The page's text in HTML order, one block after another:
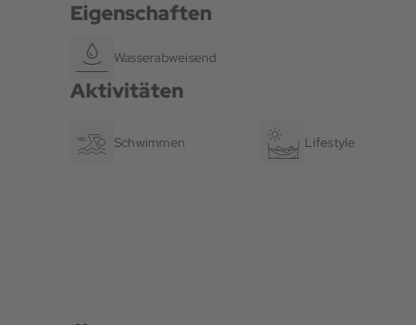
Eigenschaften
Wasserabweisend
Aktivitäten
Schwimmen Lifestyle